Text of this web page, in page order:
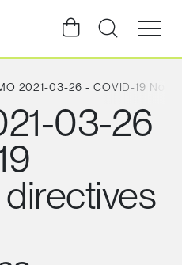
Ouvrir
la
du
2021-03-26 - COVID-19
03-26